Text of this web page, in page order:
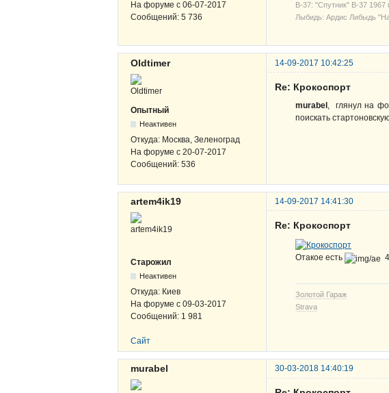
На форуме с 06-07-2017
Сообщений: 5 736
В-37: "Спутник" В-37 1967
Лыбидь: Ардис Либыдь
Oldtimer 14-09-2017 10:42:25
Опытный
Неактивен
Откуда: Москва, Зеленоград
На форуме с 20-07-2017
Сообщений: 536
Re: Крокоспорт
murabel, глянул на
поискать
artem4ik19 14-09-2017 14:41:30
Старожил
Неактивен
Откуда: Киев
На форуме с 09-03-2017
Сообщений: 1 981
Re: Крокоспорт
Отакое есть
Золотой Гараж
Strava
Сайт
murabel 30-03-2018 14:40:19